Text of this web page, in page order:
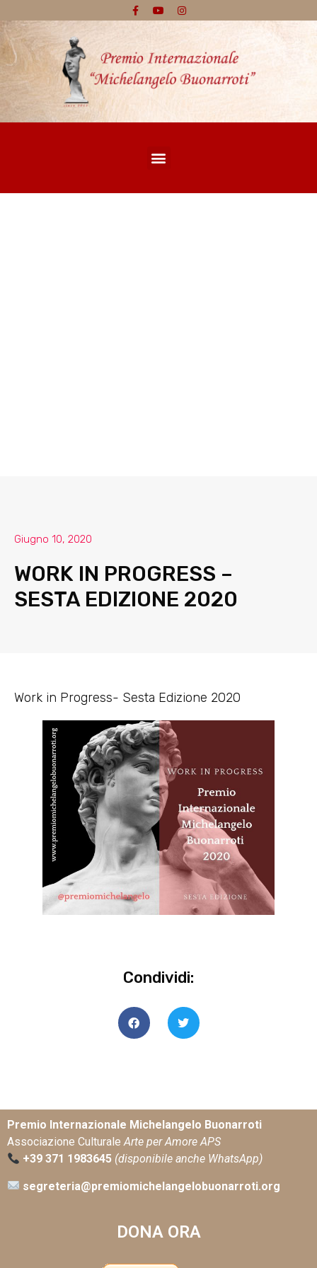
Giugno 10, 2020
WORK IN PROGRESS –
SESTA EDIZIONE 2020
Work in Progress- Sesta Edizione 2020
Condividi:
Premio Internazionale Michelangelo Buonarroti
Associazione CulturaleArte per Amore APS
+39 371 1983645 (disponibile anche WhatsApp)
segreteria@premiomichelangelobuonarroti.org
DONA ORA